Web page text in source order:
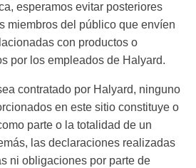
esperamos evitar posteriores
miembros del público que envíen
con productos o
por los empleados de Halyard.
contratado por Halyard, ninguno
en este sitio constituye o
parte o la totalidad de un
las declaraciones realizadas
ni obligaciones por parte de